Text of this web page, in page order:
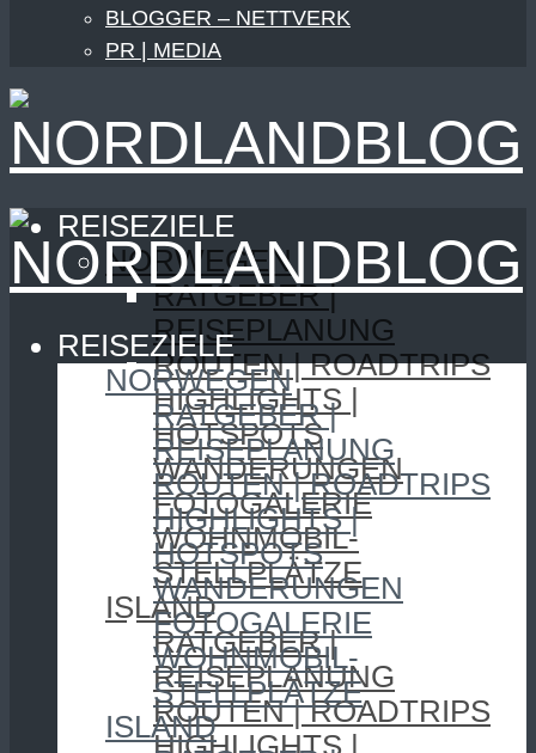
BLOGGER – NETTVERK
PR | MEDIA
REISEZIELE
NORWEGEN
RATGEBER |
REISEPLANUNG
ROUTEN | ROADTRIPS
HIGHLIGHTS |
HOTSPOTS
WANDERUNGEN
FOTOGALERIE
WOHNMOBIL-
STELLPLÄTZE
ISLAND
RATGEBER |
REISEPLANUNG
ROUTEN | ROADTRIPS
HIGHLIGHTS |
REISEZIELE
NORWEGEN
RATGEBER |
REISEPLANUNG
ROUTEN | ROADTRIPS
HIGHLIGHTS |
HOTSPOTS
WANDERUNGEN
FOTOGALERIE
WOHNMOBIL-
STELLPLÄTZE
ISLAND